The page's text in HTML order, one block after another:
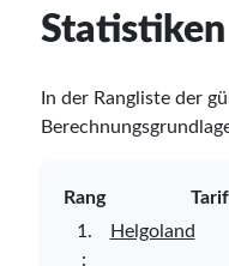
Statistiken
In der Rangliste der
Rang
1.
Helgoland